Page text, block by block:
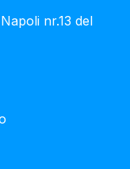
nr.13 del